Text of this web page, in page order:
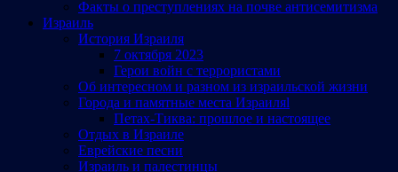
Факты о преступлениях на почве антисемитизма
Израиль
История Израиля
7 октября 2023
Герои войн с террористами
Об интересном и разном из израильской жизни
Города и памятные места Израиляl
Петах-Тиква: прошлое и настоящее
Отдых в Израиле
Еврейские песни
Израиль и палестинцы